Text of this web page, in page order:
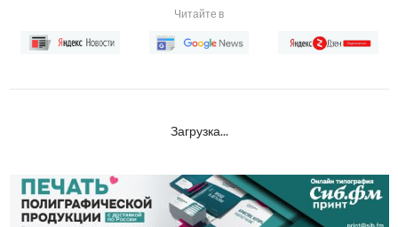
Читайте в
Загрузка...